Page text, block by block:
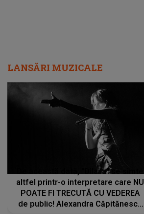
LANSĂRI MUZICALE
De această dată, "Dilaila" se simte
altfel printr-o interpretare care NU
POATE FI TRECUTĂ CU VEDEREA
de public! Alexandra Căpitănescu